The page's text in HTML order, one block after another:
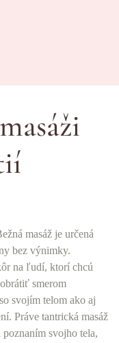
masáž je určená
bez výnimky.
na ľudí, ktorí chcú
smerom
svojím telom ako aj
Práve tantrická masáž
poznaním svojho tela,